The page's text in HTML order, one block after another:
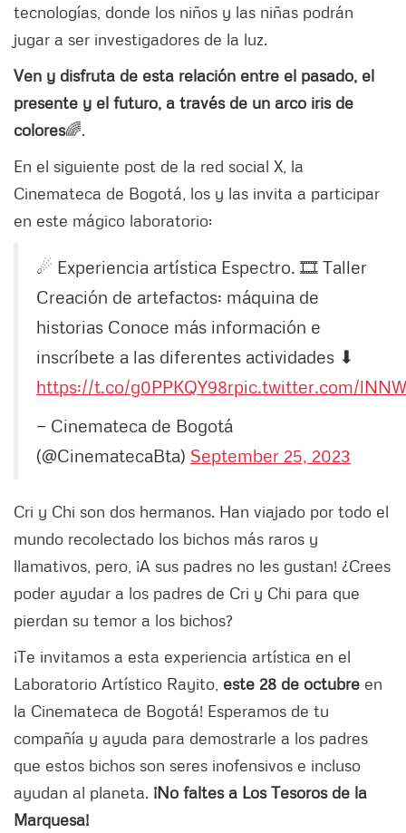
tecnologías, donde los niños y las niñas podrán
jugar a ser investigadores de la luz.
Ven y disfruta de esta relación entre el pasado, el
presente y el futuro, a través de un arco iris de
colores🌈.
En el siguiente post de la red social X, la
Cinemateca de Bogotá, los y las invita a participar
en este mágico laboratorio:
☄ Experiencia artística Espectro. 🎞 Taller
Creación de artefactos: máquina de
historias Conoce más información e
inscríbete a las diferentes actividades ⬇
https://t.co/g0PPKQY98rpic.twitter.com/
— Cinemateca de Bogotá
(@CinematecaBta) September 25, 2023
Cri y Chi son dos hermanos. Han viajado por todo el
mundo recolectado los bichos más raros y
llamativos, pero, ¡A sus padres no les gustan! ¿Crees
poder ayudar a los padres de Cri y Chi para que
pierdan su temor a los bichos?
¡Te invitamos a esta experiencia artística en el
Laboratorio Artístico Rayito, este 28 de octubre en
la Cinemateca de Bogotá! Esperamos de tu
compañía y ayuda para demostrarle a los padres
que estos bichos son seres inofensivos e incluso
ayudan al planeta. ¡No faltes a Los Tesoros de la
Marquesa!